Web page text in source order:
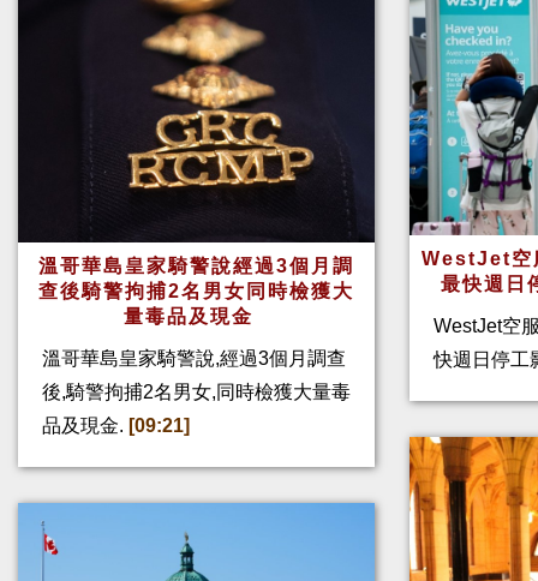
溫哥華島皇家騎警說經過3個月調
查後騎警拘捕2名男女同時檢獲大
量毒品及現金
溫哥華島皇家騎警說,經過3個月調查
後,騎警拘捕2名男女,同時檢獲大量毒
品及現金. [09:21]
WestJet空
最快週日
WestJet空
快週日停工